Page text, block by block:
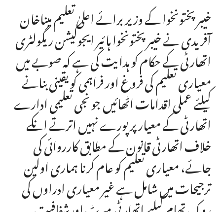
خیبر پختونخوا کے وزیر برائے اعلیٰ تعلیم میناخان
آفریدی نے خیبر پختونخوا ہائیر ایجوکیشن ریگولٹری
اتھارٹی کے حکام کو ہدایت کی ہے کہ صوبے میں
معیاری تعلیم کی فروغ اور فراہمی کو یقینی بنانے
کیلئے عملی اقدامات اٹھائیں جو نجی تعلیمی ادارے
اتھارٹی کے معیار پر پورے نہیں اترتے انکے
خلاف اتھارٹی قانون کے مطابق کارروائی کی
جائے، معیاری تعلیم کو عام کرنا ہماری اولین
ترجیحات میں شامل ہے غیر معیاری ادراوں کی